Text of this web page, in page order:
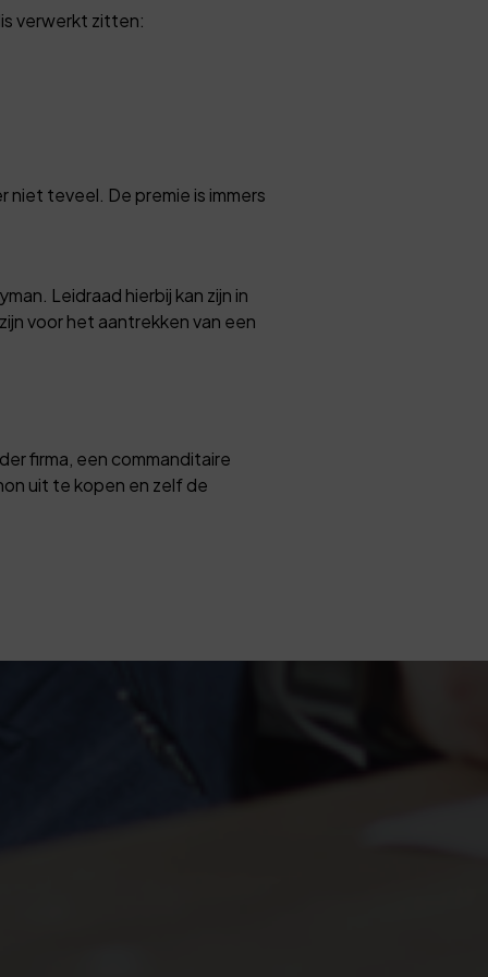
verwerkt zitten:
teveel. De premie is immers
Leidraad hierbij kan zijn in
voor het aantrekken van een
firma, een commanditaire
uit te kopen en zelf de